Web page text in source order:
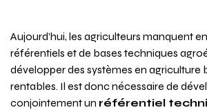
Aujourd’hui, les agriculteurs manquent
référentiels et de bases techniques
développer des systèmes en agriculture
rentables. Il est donc nécessaire de
conjointement un référentiel